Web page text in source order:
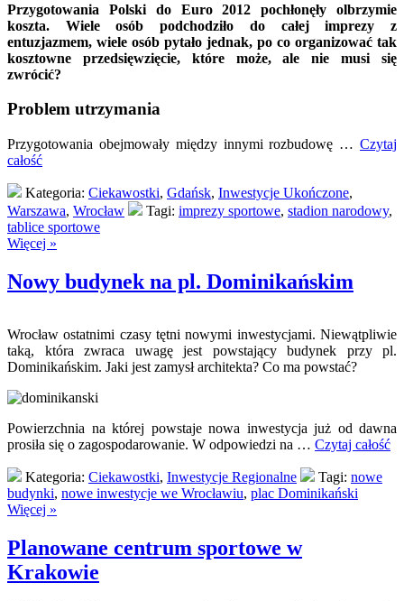
Przygotowania Polski do Euro 2012 pochłonęły olbrzymie
koszta. Wiele osób podchodziło do całej imprezy z
entuzjazmem, wiele osób pytało jednak, po co organizować tak
kosztowne przedsięwzięcie, które może, ale nie musi się
zwrócić?
Problem utrzymania
Przygotowania obejmowały między innymi rozbudowę … Czytaj
całość
Kategoria: Ciekawostki, Gdańsk, Inwestycje Ukończone,
Warszawa, Wrocław Tagi: imprezy sportowe, stadion narodowy,
tablice sportowe
Więcej »
Nowy budynek na pl. Dominikańskim
Wrocław ostatnimi czasy tętni nowymi inwestycjami. Niewątpliwie
taką, która zwraca uwagę jest powstający budynek przy pl.
Dominikańskim. Jaki jest zamysł architekta? Co ma powstać?
Powierzchnia na której powstaje nowa inwestycja już od dawna
prosiła się o zagospodarowanie. W odpowiedzi na … Czytaj całość
Kategoria: Ciekawostki, Inwestycje Regionalne Tagi: nowe
budynki, nowe inwestycje we Wrocławiu, plac Dominikański
Więcej »
Planowane centrum sportowe w
Krakowie